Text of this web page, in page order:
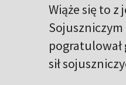
Wiąże się to
Sojuszniczym
pogratulował
sił